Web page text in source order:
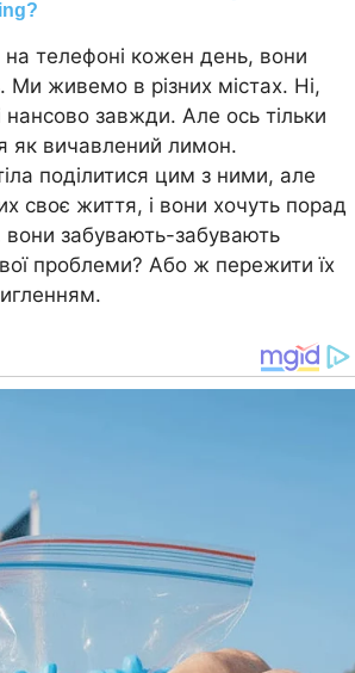
телефоні кожен день, вони
Ми живемо в різних містах. Ні,
завжди. Але ось тільки
як вичавлений лимон.
поділитися цим з ними, але
своє життя, і вони хочуть порад
забувають-забувають
проблеми? Або ж пережити їх